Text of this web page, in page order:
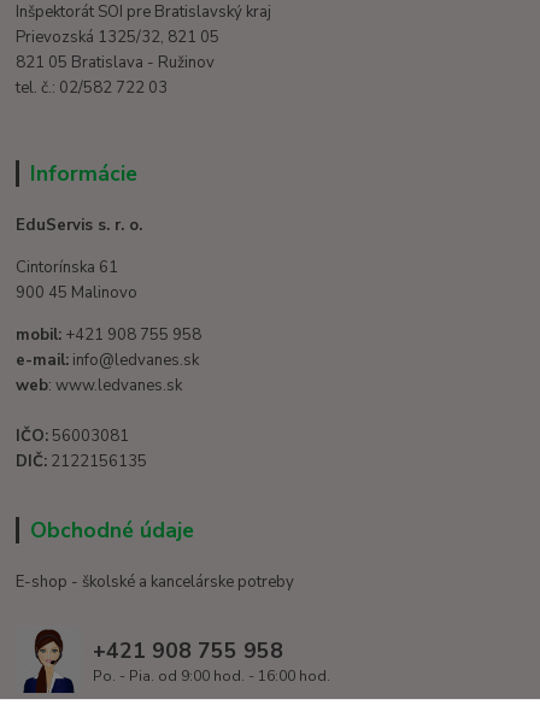
Inšpektorát SOI pre Bratislavský kraj
Prievozská 1325/32, 821 05
821 05 Bratislava - Ružinov
tel. č.: 02/582 722 03
Informácie
EduServis s. r. o.
Cintorínska 61
900 45 Malinovo
mobil: +421 908 755 958
e-mail: info@ledvanes.sk
web: www.ledvanes.sk
IČO: 56003081
DIČ: 2122156135
Obchodné údaje
E-shop - školské a kancelárske potreby
+421 908 755 958
Po. - Pia. od 9:00 hod. - 16:00 hod.